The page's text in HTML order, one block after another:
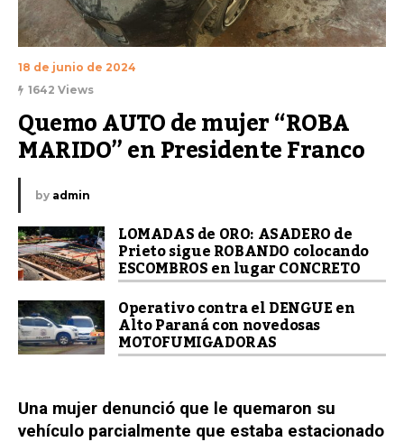
18 de junio de 2024
1642 Views
Quemo AUTO de mujer “ROBA
MARIDO” en Presidente Franco
by admin
LOMADAS de ORO: ASADERO de
Prieto sigue ROBANDO colocando
ESCOMBROS en lugar CONCRETO
Operativo contra el DENGUE en
Alto Paraná con novedosas
MOTOFUMIGADORAS
Una mujer denunció que le quemaron su
vehículo parcialmente que estaba estacionado